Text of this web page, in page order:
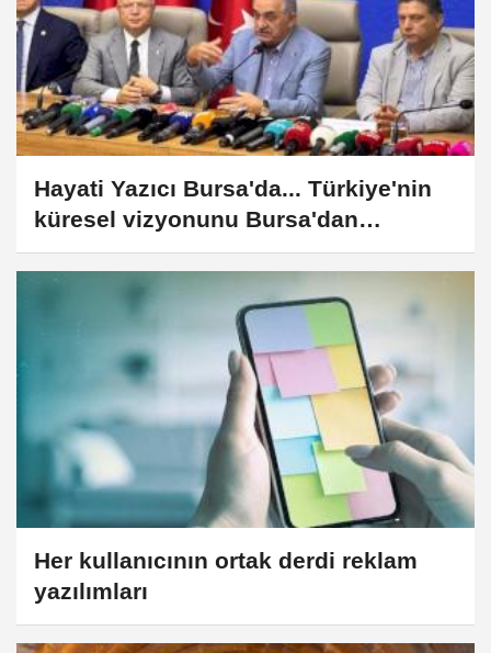
Hayati Yazıcı Bursa'da... Türkiye'nin
küresel vizyonunu Bursa'dan
değerlendirdi
Her kullanıcının ortak derdi reklam
yazılımları